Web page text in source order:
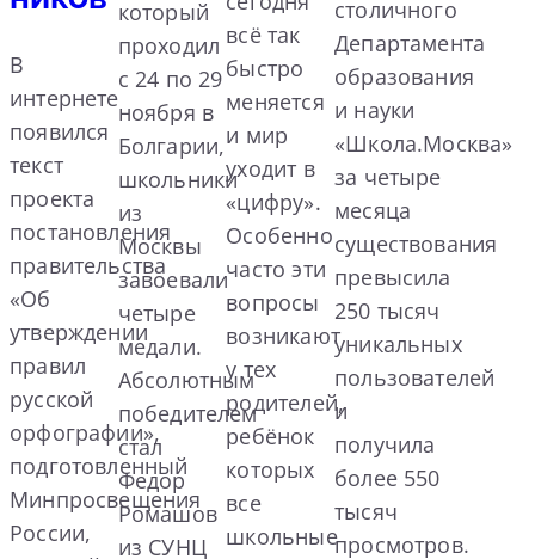
В
интернете
появился
текст
проекта
постановления
правительства
«Об
утверждении
правил
русской
орфографии»,
подготовленный
Минпросвещения
России,
который
проходил
с 24 по 29
ноября в
Болгарии,
школьники
из
Москвы
завоевали
четыре
медали.
Абсолютным
победителем
стал
Федор
Ромашов
из СУНЦ
всё так
быстро
меняется
и мир
уходит в
«цифру».
Особенно
часто эти
вопросы
возникают
у тех
родителей,
ребёнок
которых
все
школьные
столичного
Департамента
образования
и науки
«Школа.Москва»
за четыре
месяца
существования
превысила
250 тысяч
уникальных
пользователей
и
получила
более 550
тысяч
просмотров.